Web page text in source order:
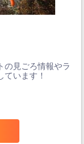
の見ごろ情報やラ
います！